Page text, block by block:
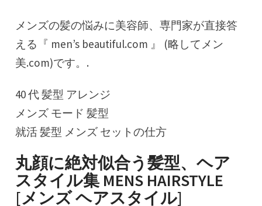
メンズの髪の悩みに美容師、専門家が直接答
える『 men’s beautiful.com 』 (略してメン
美.com)です。.
40 代 髪型 アレンジ
メンズ モード 髪型
就活 髪型 メンズ セットの仕方
丸顔に絶対似合う髪型、ヘア
スタイル集 MENS HAIRSTYLE
[メンズ ヘアスタイル]